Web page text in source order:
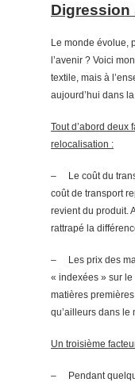
Digression
Le monde évolue,
l’avenir ? Voici
textile, mais à
aujourd’hui dans
Tout d’abord deux
relocalisation :
–
Le coût du
coût de transport
revient du produit.
rattrapé la
–
Les prix des
« indexées » sur
matières
qu’ailleurs dans le
Un troisième
–
Pendant